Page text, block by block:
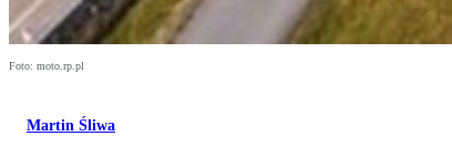
Foto: moto.rp.pl
Martin Śliwa